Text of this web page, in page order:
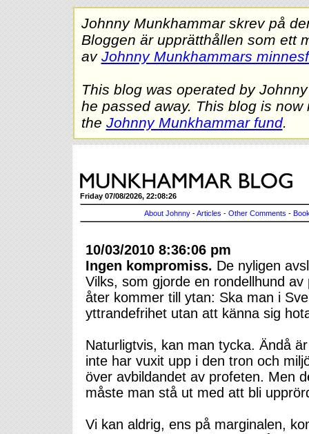
Johnny Munkhammar skrev på
Bloggen är upprätthållen som ett
av Johnny Munkhammars
This blog was operated by
he passed away. This blog is
the Johnny Munkhammar fund.
Friday 07/08/2026, 22:08:26
About Johnny -Articles - Other Comments -
10/03/2010 8:36:06 pm
Ingen kompromiss. De nyligen
Vilks, som gjorde en rondellhund
åter kommer till ytan: Ska man i
yttrandefrihet utan att känna sig
Naturligtvis, kan man tycka. Ändå
inte har vuxit upp i den tron och
över avbildandet av profeten. Men
måste man stå ut med att bli
Vi kan aldrig, ens på marginalen,